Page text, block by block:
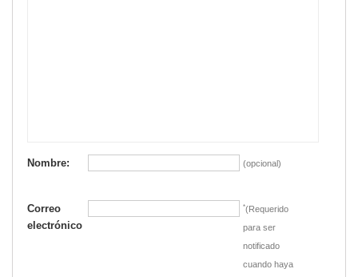
Nombre: (opcional)
Correo
electrónico
*(Requerido
para ser
notificado
cuando haya